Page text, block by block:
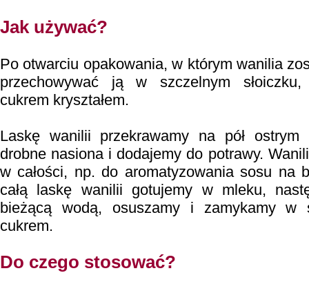
Jak używać?
Po otwarciu opakowania, w którym wanilia
przechowywać ją w szczelnym słoiczku,
cukrem kryształem.
Laskę wanilii przekrawamy na pół ostrym
drobne nasiona i dodajemy do potrawy.
w całości, np. do aromatyzowania sosu na
całą laskę wanilii gotujemy w mleku,
bieżącą wodą, osuszamy i zamykamy w
cukrem.
Do czego stosować?